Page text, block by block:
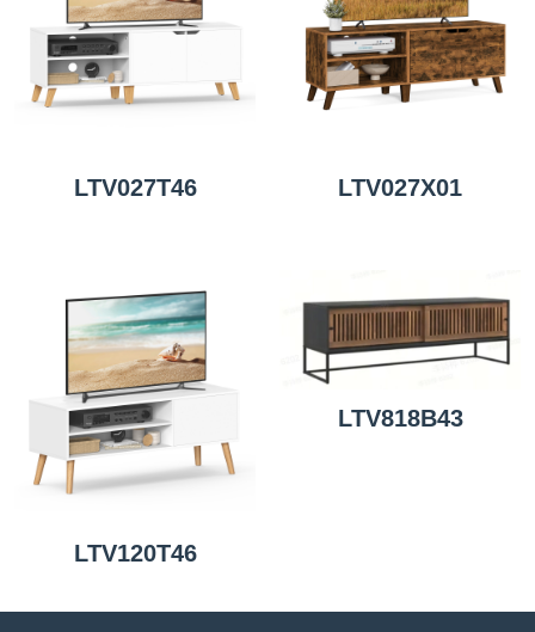
LTV027T46 LTV027X01
LTV120T46
LTV818B43